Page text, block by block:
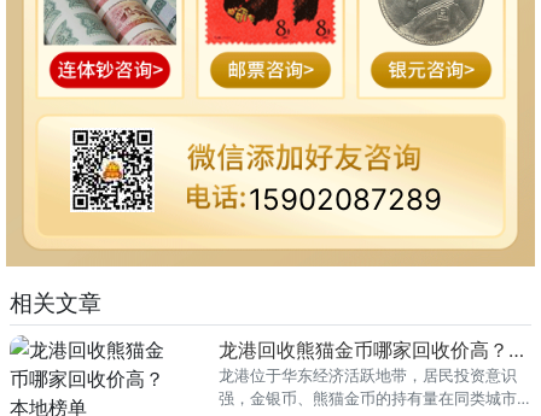
15902087289
相关文章
龙港回收熊猫金币哪家回收价高？本地榜单
龙港位于华东经济活跃地带，居民投资意识
强，金银币、熊猫金币的持有量在同类城市